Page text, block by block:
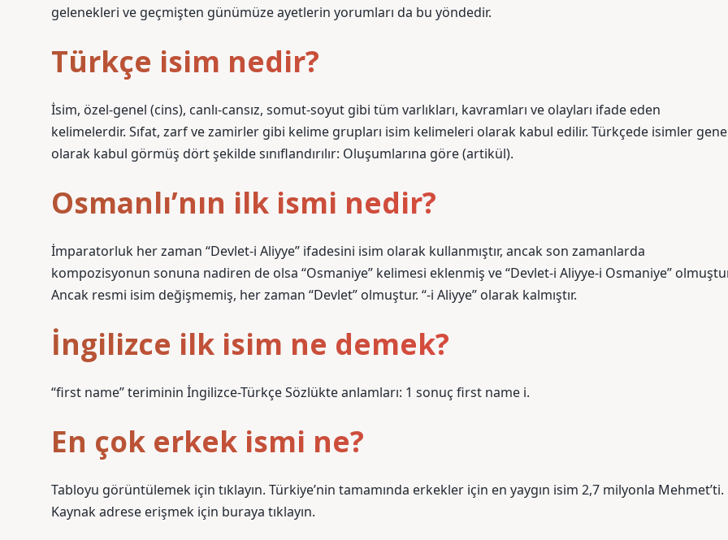
gelenekleri ve geçmişten günümüze ayetlerin yorumları da bu yöndedir.
Türkçe isim nedir?
İsim, özel-genel (cins), canlı-cansız, somut-soyut gibi tüm varlıkları, kavramları ve olayları ifade eden
kelimelerdir. Sıfat, zarf ve zamirler gibi kelime grupları isim kelimeleri olarak kabul edilir. Türkçede isimler
olarak kabul görmüş dört şekilde sınıflandırılır: Oluşumlarına göre (artikül).
Osmanlı’nın ilk ismi nedir?
İmparatorluk her zaman “Devlet-i Aliyye” ifadesini isim olarak kullanmıştır, ancak son zamanlarda
kompozisyonun sonuna nadiren de olsa “Osmaniye” kelimesi eklenmiş ve “Devlet-i Aliyye-i Osmaniye”
Ancak resmi isim değişmemiş, her zaman “Devlet” olmuştur. “-i Aliyye” olarak kalmıştır.
İngilizce ilk isim ne demek?
“first name” teriminin İngilizce-Türkçe Sözlükte anlamları: 1 sonuç first name i.
En çok erkek ismi ne?
Tabloyu görüntülemek için tıklayın. Türkiye’nin tamamında erkekler için en yaygın isim 2,7 milyonla Mehmet’ti.
Kaynak adrese erişmek için buraya tıklayın.